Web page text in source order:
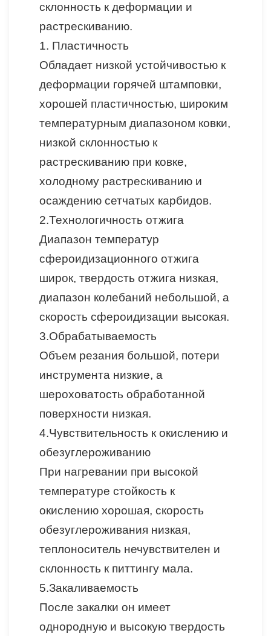
склонность к деформации и
растрескиванию.
1. Пластичность
Обладает низкой устойчивостью к
деформации горячей штамповки,
хорошей пластичностью, широким
температурным диапазоном ковки,
низкой склонностью к
растрескиванию при ковке,
холодному растрескиванию и
осаждению сетчатых карбидов.
2.Технологичность отжига
Диапазон температур
сфероидизационного отжига
широк, твердость отжига низкая,
диапазон колебаний небольшой, а
скорость сфероидизации высокая.
3.Обрабатываемость
Объем резания большой, потери
инструмента низкие, а
шероховатость обработанной
поверхности низкая.
4.Чувствительность к окислению и
обезуглероживанию
При нагревании при высокой
температуре стойкость к
окислению хорошая, скорость
обезуглероживания низкая,
теплоноситель нечувствителен и
склонность к питтингу мала.
5.Закаливаемость
После закалки он имеет
однородную и высокую твердость